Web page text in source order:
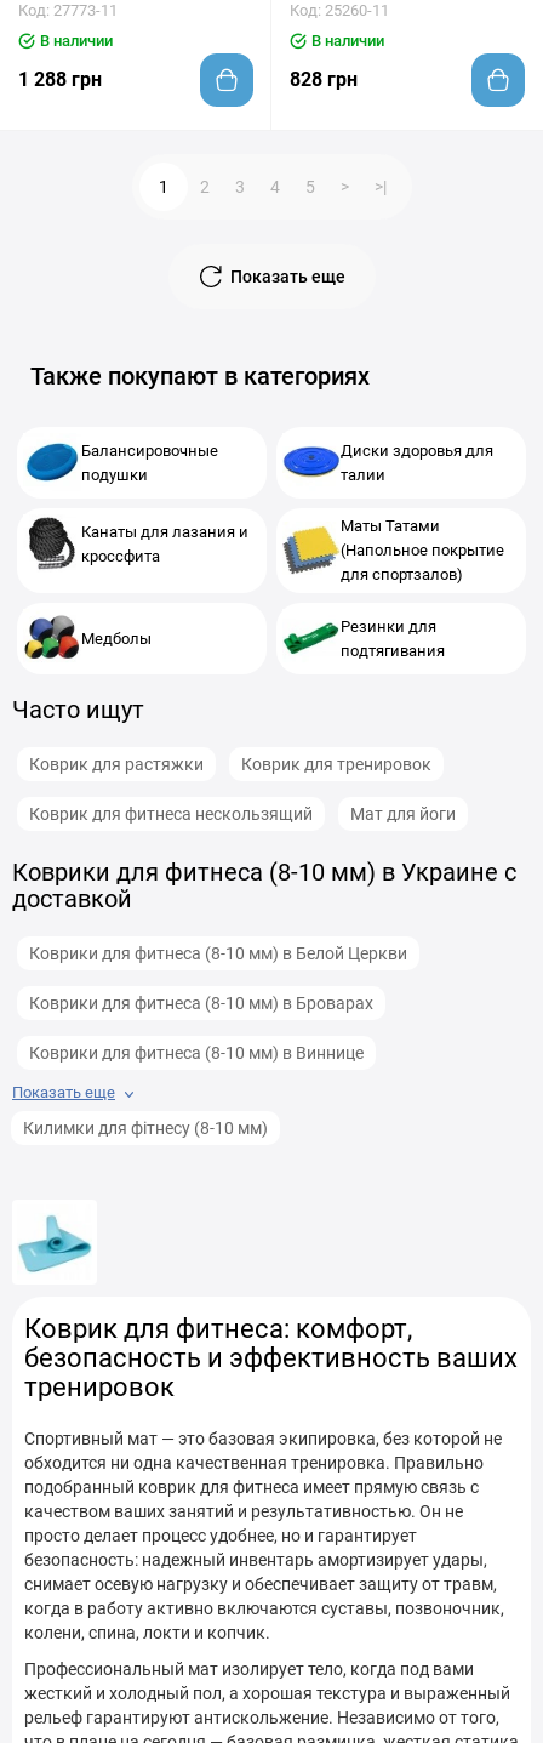
Код: 27773-11
В наличии
1 288 грн
Код: 25260-11
В наличии
828 грн
Показать еще
1 2 3 4 5 > >|
Также покупают в категориях
Балансировочные
подушки
Диски здоровья для
талии
Канаты для лазания и
кроссфита
Маты Татами
(Напольное покрытие
для спортзалов)
Медболы
Резинки для
подтягивания
Часто ищут
Коврик для растяжки Коврик для тренировок
Коврик для фитнеса нескользящий Мат для йоги
Коврики для фитнеса (8-10 мм) в Украине с
доставкой
Коврики для фитнеса (8-10 мм) в Белой Церкви
Коврики для фитнеса (8-10 мм) в Броварах
Коврики для фитнеса (8-10 мм) в Виннице
Коврики для фитнеса (8-10 мм) в Днепре
Коврики для фитнеса (8-10 мм) в Ивано-Франковске
Коврики для фитнеса (8-10 мм) в Киеве
Коврики для фитнеса (8-10 мм) в Кременчуге
Коврики для фитнеса (8-10 мм) в Кривом Роге
Коврики для фитнеса (8-10 мм) в Кропивницком
Коврики для фитнеса (8-10 мм) в Луцке
Коврики для фитнеса (8-10 мм) в Николаеве
Коврики для фитнеса (8-10 мм) в Полтаве
Показать еще
Килимки для фітнесу (8-10 мм)
Коврик для фитнеса: комфорт,
безопасность и эффективность ваших
тренировок
Спортивный мат — это базовая экипировка, без которой не
обходится ни одна качественная тренировка. Правильно
подобранный коврик для фитнеса имеет прямую связь с
качеством ваших занятий и результативностью. Он не
просто делает процесс удобнее, но и гарантирует
безопасность: надежный инвентарь амортизирует удары,
снимает осевую нагрузку и обеспечивает защиту от травм,
когда в работу активно включаются суставы, позвоночник,
колени, спина, локти и копчик.
Профессиональный мат изолирует тело, когда под вами
жесткий и холодный пол, а хорошая текстура и выраженный
рельеф гарантируют антискольжение. Независимо от того,